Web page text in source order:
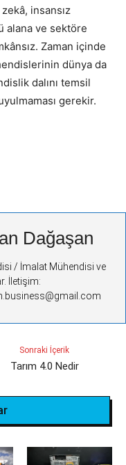
insansız
alana ve sektöre
Zaman içinde
dünya da
dalını temsil
gerekir.
Dağaşan
/ İmalat Mühendisi ve
İletişim:
Sonraki İçerik
Tarım 4.0 Nedir